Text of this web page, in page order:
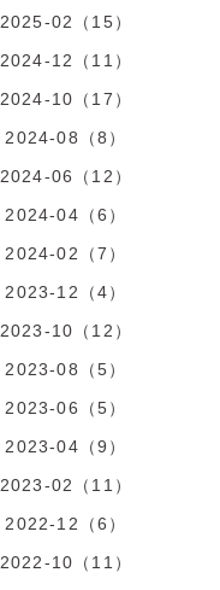
2025-02（15）
2024-12（11）
2024-10（17）
2024-08（8）
2024-06（12）
2024-04（6）
2024-02（7）
2023-12（4）
2023-10（12）
2023-08（5）
2023-06（5）
2023-04（9）
2023-02（11）
2022-12（6）
2022-10（11）